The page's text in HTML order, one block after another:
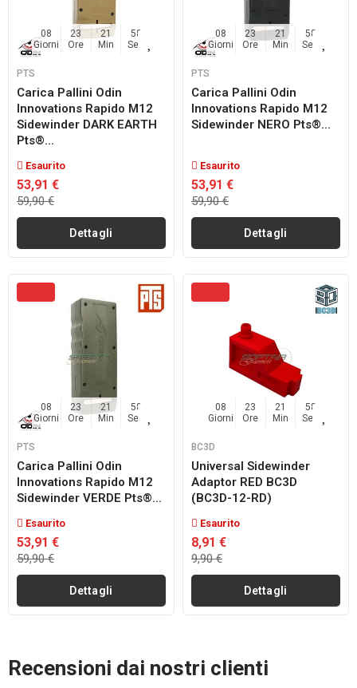
08
Giorni
23
Ore
21
Min
57
Sec
PTS
Carica Pallini Odin
Innovations Rapido M12
Sidewinder DARK EARTH
Pts®...
Esaurito
53,91 €
59,90 €
Dettagli
08
Giorni
23
Ore
21
Min
57
Sec
PTS
Carica Pallini Odin
Innovations Rapido M12
Sidewinder NERO Pts®...
Esaurito
53,91 €
59,90 €
Dettagli
08
Giorni
23
Ore
21
Min
57
Sec
PTS
Carica Pallini Odin
Innovations Rapido M12
Sidewinder VERDE Pts®...
Esaurito
53,91 €
59,90 €
Dettagli
08
Giorni
23
Ore
21
Min
57
Sec
BC3D
Universal Sidewinder
Adaptor RED BC3D
(BC3D-12-RD)
Esaurito
8,91 €
9,90 €
Dettagli
Recensioni dai nostri clienti